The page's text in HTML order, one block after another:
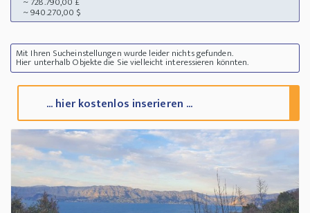
~ 940.270,00 $
Mit Ihren Sucheinstellungen wurde leider nichts gefunden.
Hier unterhalb Objekte die Sie vielleicht interessieren könnten.
... hier kostenlos inserieren ...